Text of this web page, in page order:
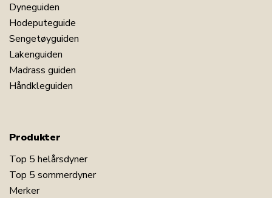
Dyneguiden
Hodeputeguide
Sengetøyguiden
Lakenguiden
Madrass guiden
Håndkleguiden
Produkter
Top 5 helårsdyner
Top 5 sommerdyner
Merker